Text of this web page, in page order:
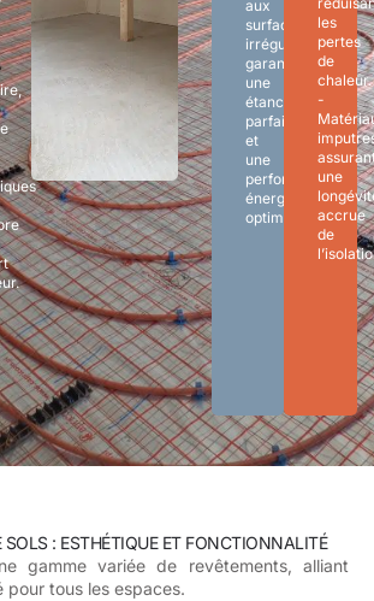
aux
surfaces
irrégulières,
garantissant
une
étanchéité
parfaite
et
une
performance
énergétique
optimale.
les
pertes
de
chaleur.
-
une
accrue
de
SOLS : ESTHÉTIQUE ET FONCTIONNALITÉ
gamme variée de revêtements, alliant
tous les espaces.